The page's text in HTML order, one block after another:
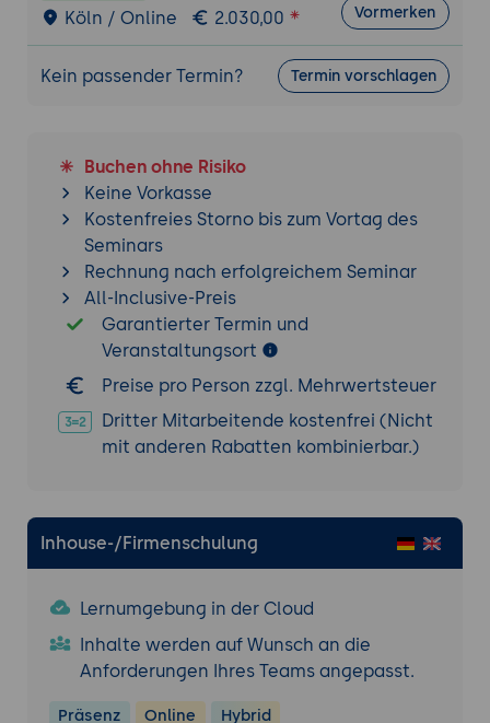
Sicherheit und Benutzerverwaltung
Sicherheitskonzepte:Einführung in die
Sicherheitsfunktionen von JHipster,
Benutzerrollen:Verwaltung von
Benutzerrollen und Berechtigungen zur
Kontrolle des Zugriffs auf verschiedene
Teile der Anwendung.
Integration und Deployment
Integration mit anderen Systemen:
Techniken zur Integration von JHipster-
Anwendungen mit externen Systemen und
APIs.
Deployment:Anleitung zur Bereitstellung
von JHipster-Anwendungen auf
Fallstudie 1: Implementierung eines ERP-
Systems
System zur Verwaltung von
Geschäftsprozessen und Ressourcen.
Lösung:Nutzung von JHipster zur
Erstellung und Implementierung eines
Köln / Online 2.030,00 Vormerken
Kein passender Termin? Termin vorschlagen
Buchen ohne Risiko
Keine Vorkasse
Kostenfreies Storno bis zum Vortag des
Seminars
Rechnung nach erfolgreichem Seminar
All-Inclusive-Preis
Garantierter Termin und
Veranstaltungsort
Preise pro Person zzgl. Mehrwertsteuer
Dritter Mitarbeitende kostenfrei (Nicht
mit anderen Rabatten kombinierbar.)
Inhouse-/Firmenschulung
Lernumgebung in der Cloud
Inhalte werden auf Wunsch an die
Anforderungen Ihres Teams angepasst.
Präsenz Online Hybrid